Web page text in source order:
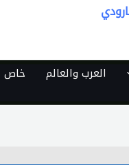
العرب والعالم خاص